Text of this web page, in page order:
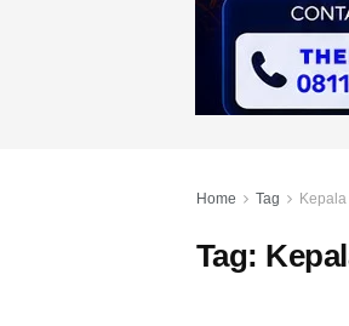
Home Tag
Tag: